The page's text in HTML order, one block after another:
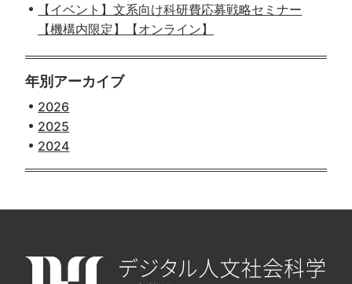
【イベント】文系向け科研費応募戦略セミナー
【機構内限定】【オンライン】
年別アーカイブ
2026
2025
2024